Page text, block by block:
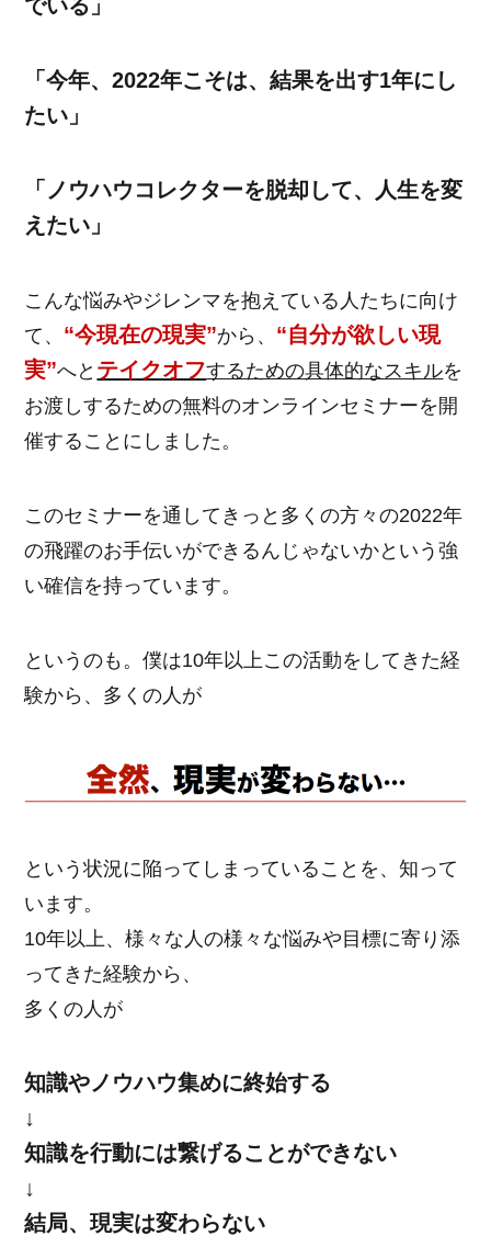
でいる」
「今年、2022年こそは、結果を出す1年にし
たい」
「ノウハウコレクターを脱却して、人生を変
えたい」
こんな悩みやジレンマを抱えている人たちに向け
て、 “今現在の現実”から、 “自分が欲しい現
実”へと テイクオフするための具体的なスキルを
お渡しするための無料のオンラインセミナーを開
催することにしました。
このセミナーを通してきっと多くの方々の2022年
の飛躍のお手伝いができるんじゃないかという強
い確信を持っています。
というのも。僕は10年以上この活動をしてきた経
験から、多くの人が
という状況に陥ってしまっていることを、知って
います。
10年以上、様々な人の様々な悩みや目標に寄り添
ってきた経験から、
多くの人が
知識やノウハウ集めに終始する
↓
知識を行動には繋げることができない
↓
結局、現実は変わらない